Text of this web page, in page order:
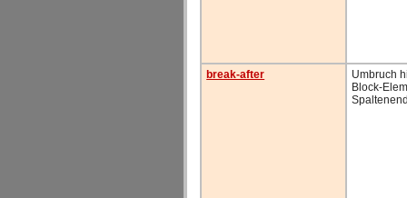
break-after
Umbruch
Block-